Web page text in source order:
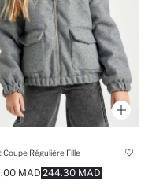
Coupe Régulière Fille
244.30 MAD
MAD